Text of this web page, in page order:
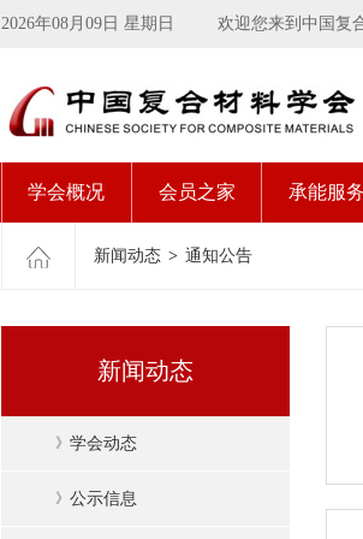
2026年08月09日 星期日 欢迎您来到中国复
学会概况 会员之家 承能服
新闻动态 > 通知公告
新闻动态
》 学会动态
》 公示信息